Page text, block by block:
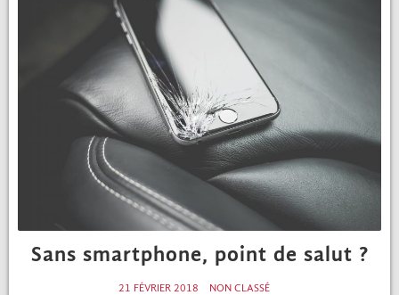
Sans smartphone, point de salut ?
21 FÉVRIER 2018 NON CLASSÉ